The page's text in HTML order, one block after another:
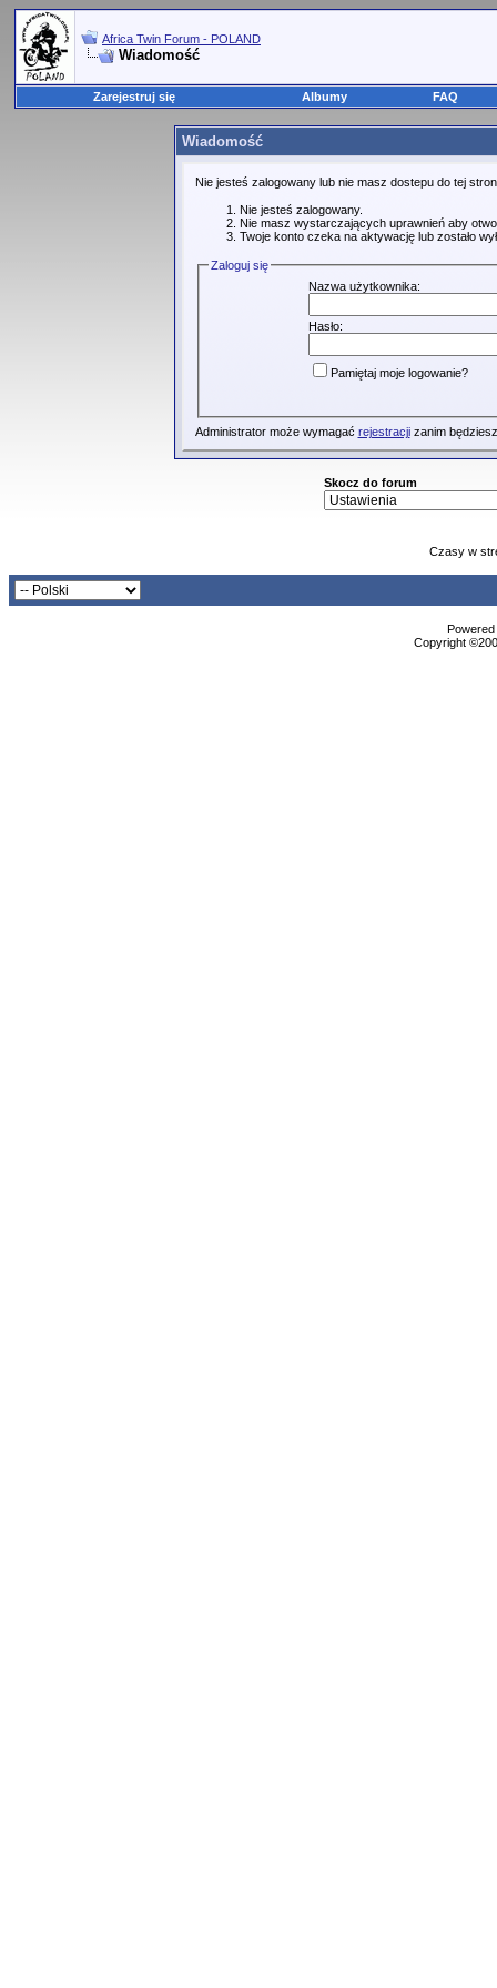
Africa Twin Forum - POLAND
Wiadomość
Zarejestruj się Albumy FAQ
Wiadomość
Nie jesteś zalogowany lub nie masz dostepu do tej
Nie jesteś zalogowany.
Nie masz wystarczających uprawnień aby
Twoje konto czeka na aktywację lub zostało
Zaloguj się
Nazwa użytkownika:
Hasło:
Pamiętaj moje logowanie?
Administrator może wymagać rejestracjizanim
Skocz do forum
Czasy w
Copyright